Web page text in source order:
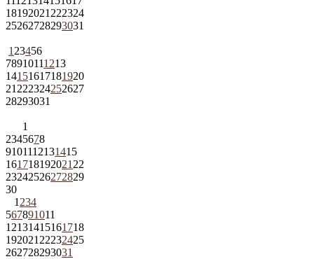
18192021 222324
25262728293031
1 23456
78910111213
14151617181920
21 222324252627
28293031
1
2345678
9101112131415
161718192021 22
23242526272829
30
1 234
567891011
12131415161718
192021 22232425
262728293031